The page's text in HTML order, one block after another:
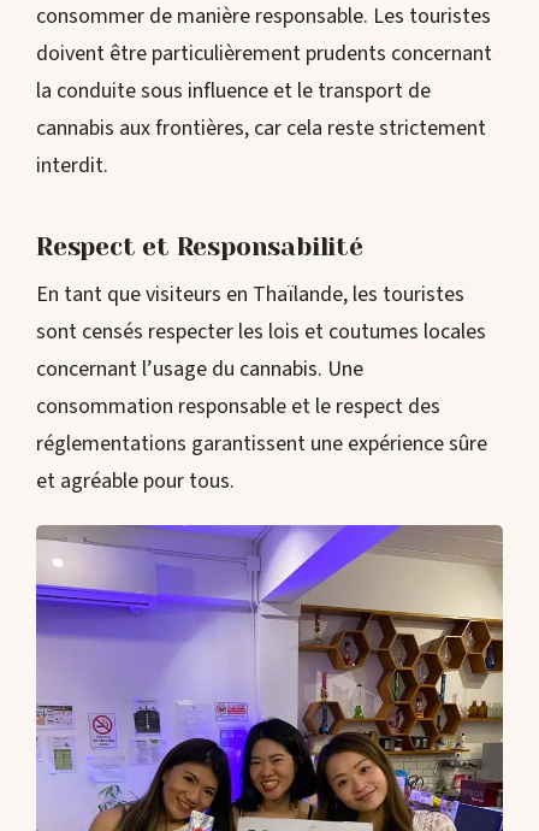
consommer de manière responsable. Les touristes
doivent être particulièrement prudents concernant
la conduite sous influence et le transport de
cannabis aux frontières, car cela reste strictement
interdit.
Respect et Responsabilité
En tant que visiteurs en Thaïlande, les touristes
sont censés respecter les lois et coutumes locales
concernant l’usage du cannabis. Une
consommation responsable et le respect des
réglementations garantissent une expérience sûre
et agréable pour tous.